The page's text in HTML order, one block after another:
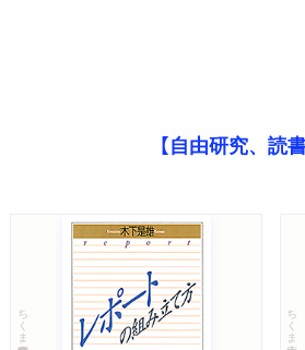
【自由研究、読
ちくま学芸文庫 ちくま文庫